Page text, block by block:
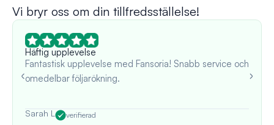
Vi bryr oss om din tillfredsställelse!
Häftig upplevelse
Fantastisk upplevelse med Fansoria! Snabb service och
omedelbar följarökning.
Sarah L verifierad